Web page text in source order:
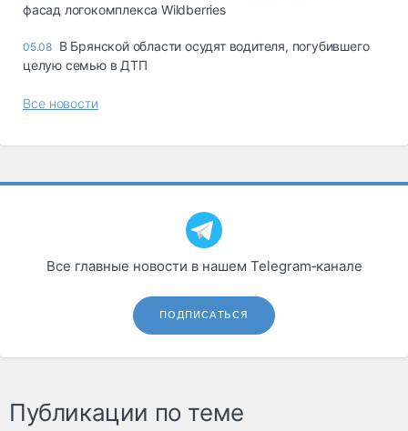
фасад логокомплекса Wildberries
05.08 В Брянской области осудят водителя, погубившего
целую семью в ДТП
Все новости
Все главные новости в нашем Telegram‑канале
ПОДПИСАТЬСЯ
Публикации по теме